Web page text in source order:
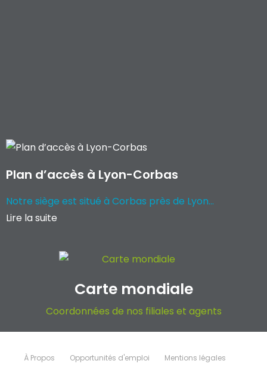
Plan d’accès à Lyon-Corbas
Notre siège est situé à Corbas près de Lyon...
Lire la suite
Carte mondiale
Coordonnées de nos filiales et agents
À Propos Opportunités d'emploi Mentions légales